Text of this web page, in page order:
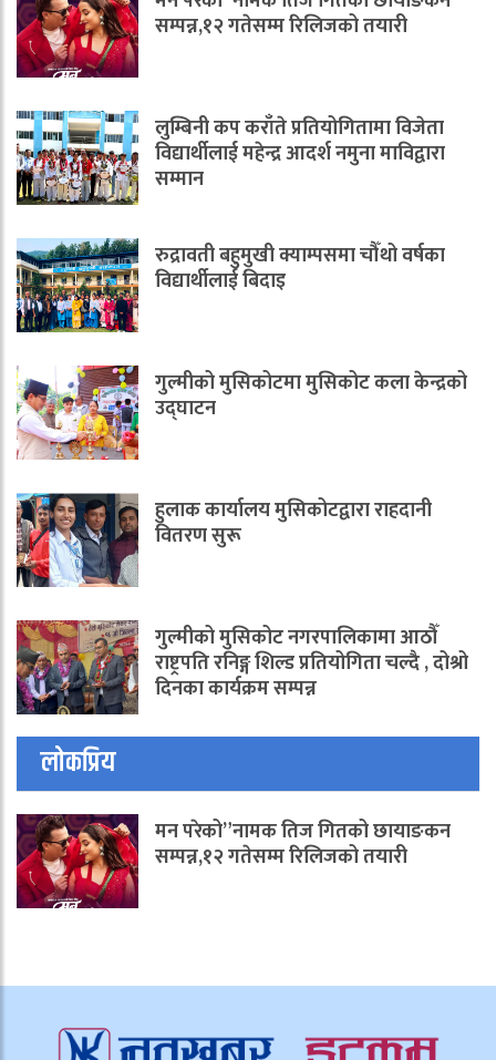
सम्पन्न,१२ गतेसम्म रिलिजको तयारी
लुम्बिनी कप कराँते प्रतियोगितामा विजेता
विद्यार्थीलाई महेन्द्र आदर्श नमुना माविद्वारा
सम्मान
रुद्रावती बहुमुखी क्याम्पसमा चौँथो वर्षका
विद्यार्थीलाई बिदाइ
गुल्मीको मुसिकोटमा मुसिकोट कला केन्द्रको
उद्घाटन
हुलाक कार्यालय मुसिकोटद्वारा राहदानी
वितरण सुरू
गुल्मीको मुसिकोट नगरपालिकामा आठौँ
राष्ट्रपति रनिङ्ग शिल्ड प्रतियोगिता चल्दै , दोश्रो
दिनका कार्यक्रम सम्पन्न
लोकप्रिय
मन परेको”नामक तिज गितको छायाङकन
सम्पन्न,१२ गतेसम्म रिलिजको तयारी